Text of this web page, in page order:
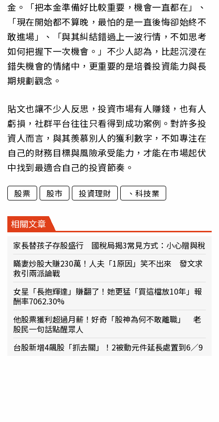
金。「把本金準備好比較重要，機會一直都在」、
「現在開始都不算晚，最怕的是一直後悔卻始終不
敢進場」、「與其糾結錯過上一波行情，不如思考
如何把握下一次機會。」不少人認為，比起沉浸在
錯失機會的情緒中，更重要的是培養投資能力與長
期規劃觀念。
貼文也讓不少人反思，投資市場有人賺錢，也有人
虧損，社群平台往往只看得到成功案例。對許多投
資人而言，與其羨慕別人的獲利數字，不如專注在
自己的財務目標與風險承受能力，才能在市場起伏
中找到最適合自己的投資節奏。
股票 股市 投資理財 、科技業
相關文章
家長替孩子存股盛行 國稅局揭3常見方式：小心贈與稅
瞞妻炒股大賺230萬！人夫「1原因」笑不出來 發文求
救引兩派論戰
女星「長抱輝達」賺翻了！她更猛「買這檔放10年」報
酬率7062.30%
他股票獲利超過月薪！好奇「股神為何不敢離職」 老
股民一句話點醒眾人
台股新增4飆股「抓去關」！2被動元件延長處置到6／9